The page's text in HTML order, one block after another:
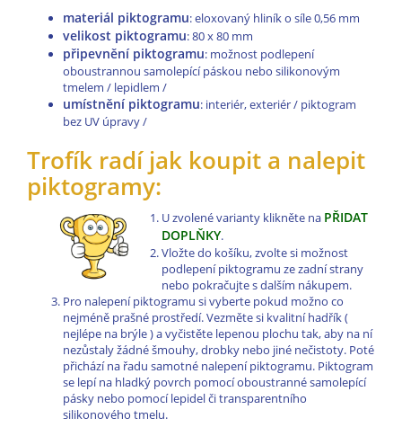
materiál piktogramu: eloxovaný hliník o síle 0,56 mm
velikost piktogramu: 80 x 80 mm
připevnění piktogramu: možnost podlepení
oboustrannou samolepící páskou nebo silikonovým
tmelem / lepidlem /
umístnění piktogramu: interiér, exteriér / piktogram
bez UV úpravy /
Trofík radí jak koupit a nalepit
piktogramy:
U zvolené varianty klikněte na PŘIDAT
DOPLŇKY.
Vložte do košíku, zvolte si možnost
podlepení piktogramu ze zadní strany
nebo pokračujte s dalším nákupem.
Pro nalepení piktogramu si vyberte pokud možno co
nejméně prašné prostředí. Vezměte si kvalitní hadřík (
nejlépe na brýle ) a vyčistěte lepenou plochu tak, aby na ní
nezůstaly žádné šmouhy, drobky nebo jiné nečistoty. Poté
přichází na řadu samotné nalepení piktogramu. Piktogram
se lepí na hladký povrch pomocí oboustranné samolepící
pásky nebo pomocí lepidel či transparentního
silikonového tmelu.